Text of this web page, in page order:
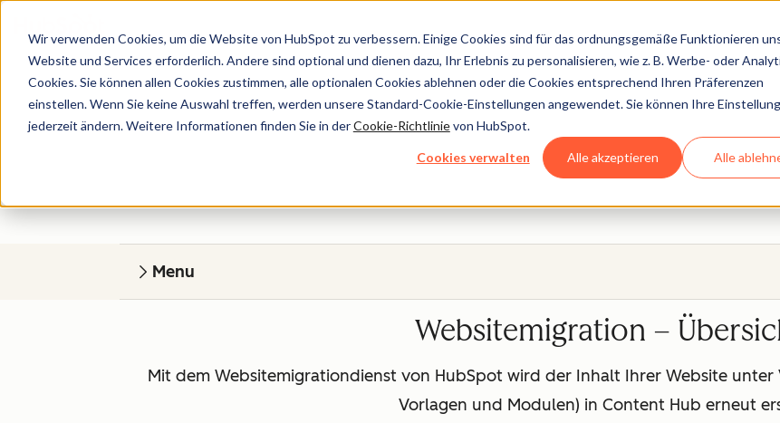
Wir verwenden Cookies, um die Website von HubSpot zu verbessern. Einige Cookies sind für das ordnungsgemäße Funktionieren
Website und Services erforderlich. Andere sind optional und dienen dazu, Ihr Erlebnis zu personalisieren, wie z. B. Werbe- oder
Cookies. Sie können allen Cookies zustimmen, alle optionalen Cookies ablehnen oder die Cookies entsprechend Ihren Präferenzen
einstellen. Wenn Sie keine Auswahl treffen, werden unsere Standard-Cookie-Einstellungen angewendet. Sie können Ihre
jederzeit ändern. Weitere Informationen finden Sie in derCookie-Richtlinievon HubSpot.
Cookies verwalten Alle akzeptieren Alle
Websitemigration
Ihre Website wird in Content Hub neu erstellt, sodass Sie sie mithilfe der integrierten Tools
Menu
Websitemigration –
Mit dem Websitemigrationdienst von HubSpot wird der Inhalt Ihrer Website unter
Vorlagen und Modulen) in Content Hub erneut